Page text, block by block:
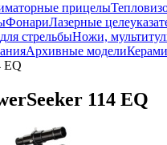
прицелы
ФонариЛазерные
стрельбыНожи,
Архивные модели
EQ
114 EQ